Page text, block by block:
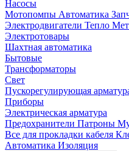
Насосы
Мотопомпы Автоматика
Электродвигатели Тепло
Электротовары
Шахтная автоматика
Бытовые
Трансформаторы
Свет
Пускорегулирующая
Приборы
Электрическая арматура
Предохранители Патроны
Все для прокладки кабеля
Автоматика Изоляция